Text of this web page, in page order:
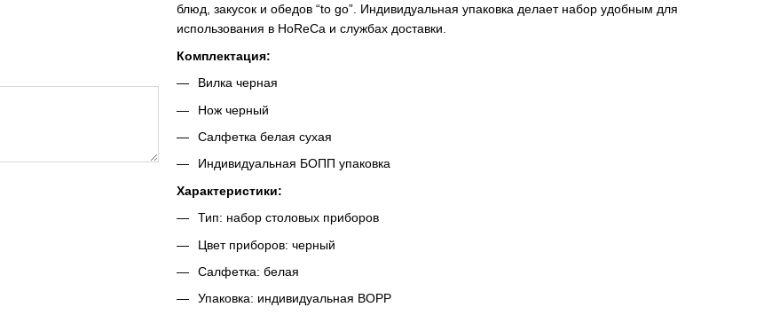
блюд, закусок и обедов “to go”. Индивидуальная упаковка делает набор удобным для
использования в HoReCa и службах доставки.
Комплектация:
Вилка черная
Нож черный
Салфетка белая сухая
Индивидуальная БОПП упаковка
Характеристики:
Тип: набор столовых приборов
Цвет приборов: черный
Салфетка: белая
Упаковка: индивидуальная BOPP